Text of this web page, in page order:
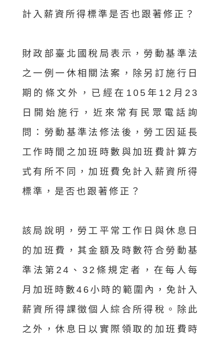
計入薪資所得標準是否也跟著修正？
財政部臺北國稅局表示，勞動基準法
之一例一休相關法案，除另訂施行日
期的條文外，已經在105年12月23
日開始施行，近來常有民眾電話詢
問：勞動基準法修法後，勞工因延長
工作時間之加班時數與加班費計算方
式有所不同，加班費免計入薪資所得
標準，是否也跟著修正？
該局說明，勞工平常工作日與休息日
的加班費，其金額及時數符合勞動基
準法第24、32條規定者，在每人每
月加班時數46小時的範圍內，免計入
薪資所得課徵個人綜合所得稅。除此
之外，休息日以實際領取的加班費時